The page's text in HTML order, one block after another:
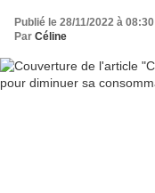
Publié le 28/11/2022 à 08:30
Par Céline